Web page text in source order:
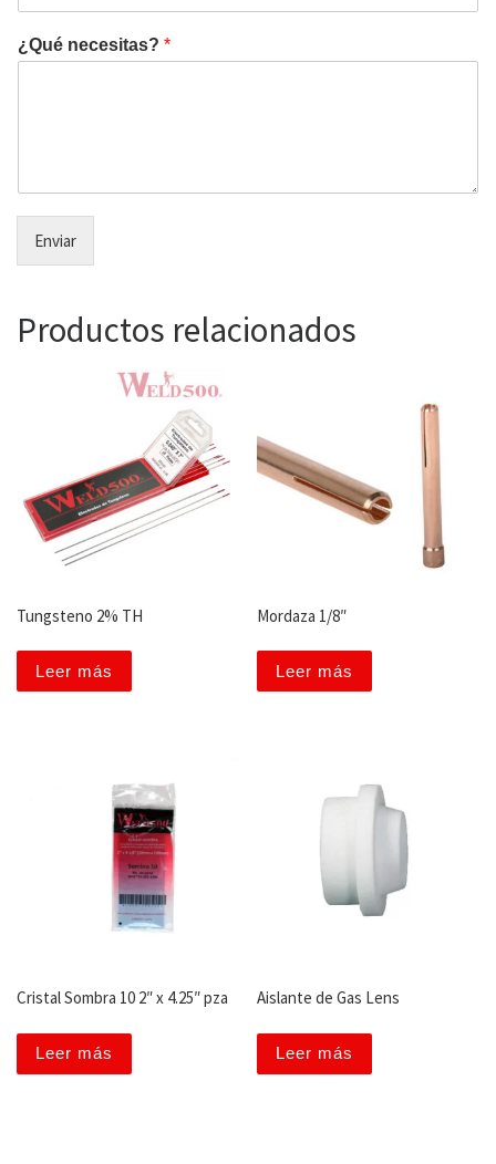
¿Qué necesitas? *
Enviar
Productos relacionados
Tungsteno 2% TH
Leer más
Mordaza 1/8″
Leer más
Cristal Sombra 10 2″ x 4.25″ pza
Leer más
Aislante de Gas Lens
Leer más